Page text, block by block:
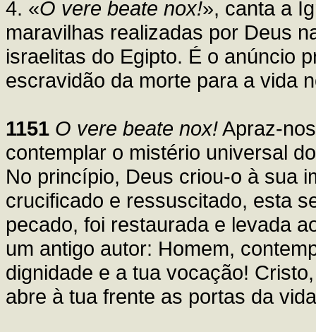
4. «O vere beate nox!», canta a
maravilhas realizadas por Deus
israelitas do Egipto. É o anúncio
escravidão da morte para a vida
1151 O vere beate nox!Apraz-
contemplar o mistério universal
No princípio, Deus criou-o à sua
crucificado e ressuscitado, esta
pecado, foi restaurada e levada
um antigo autor: Homem,
dignidade e a tua vocação!
abre à tua frente as portas da